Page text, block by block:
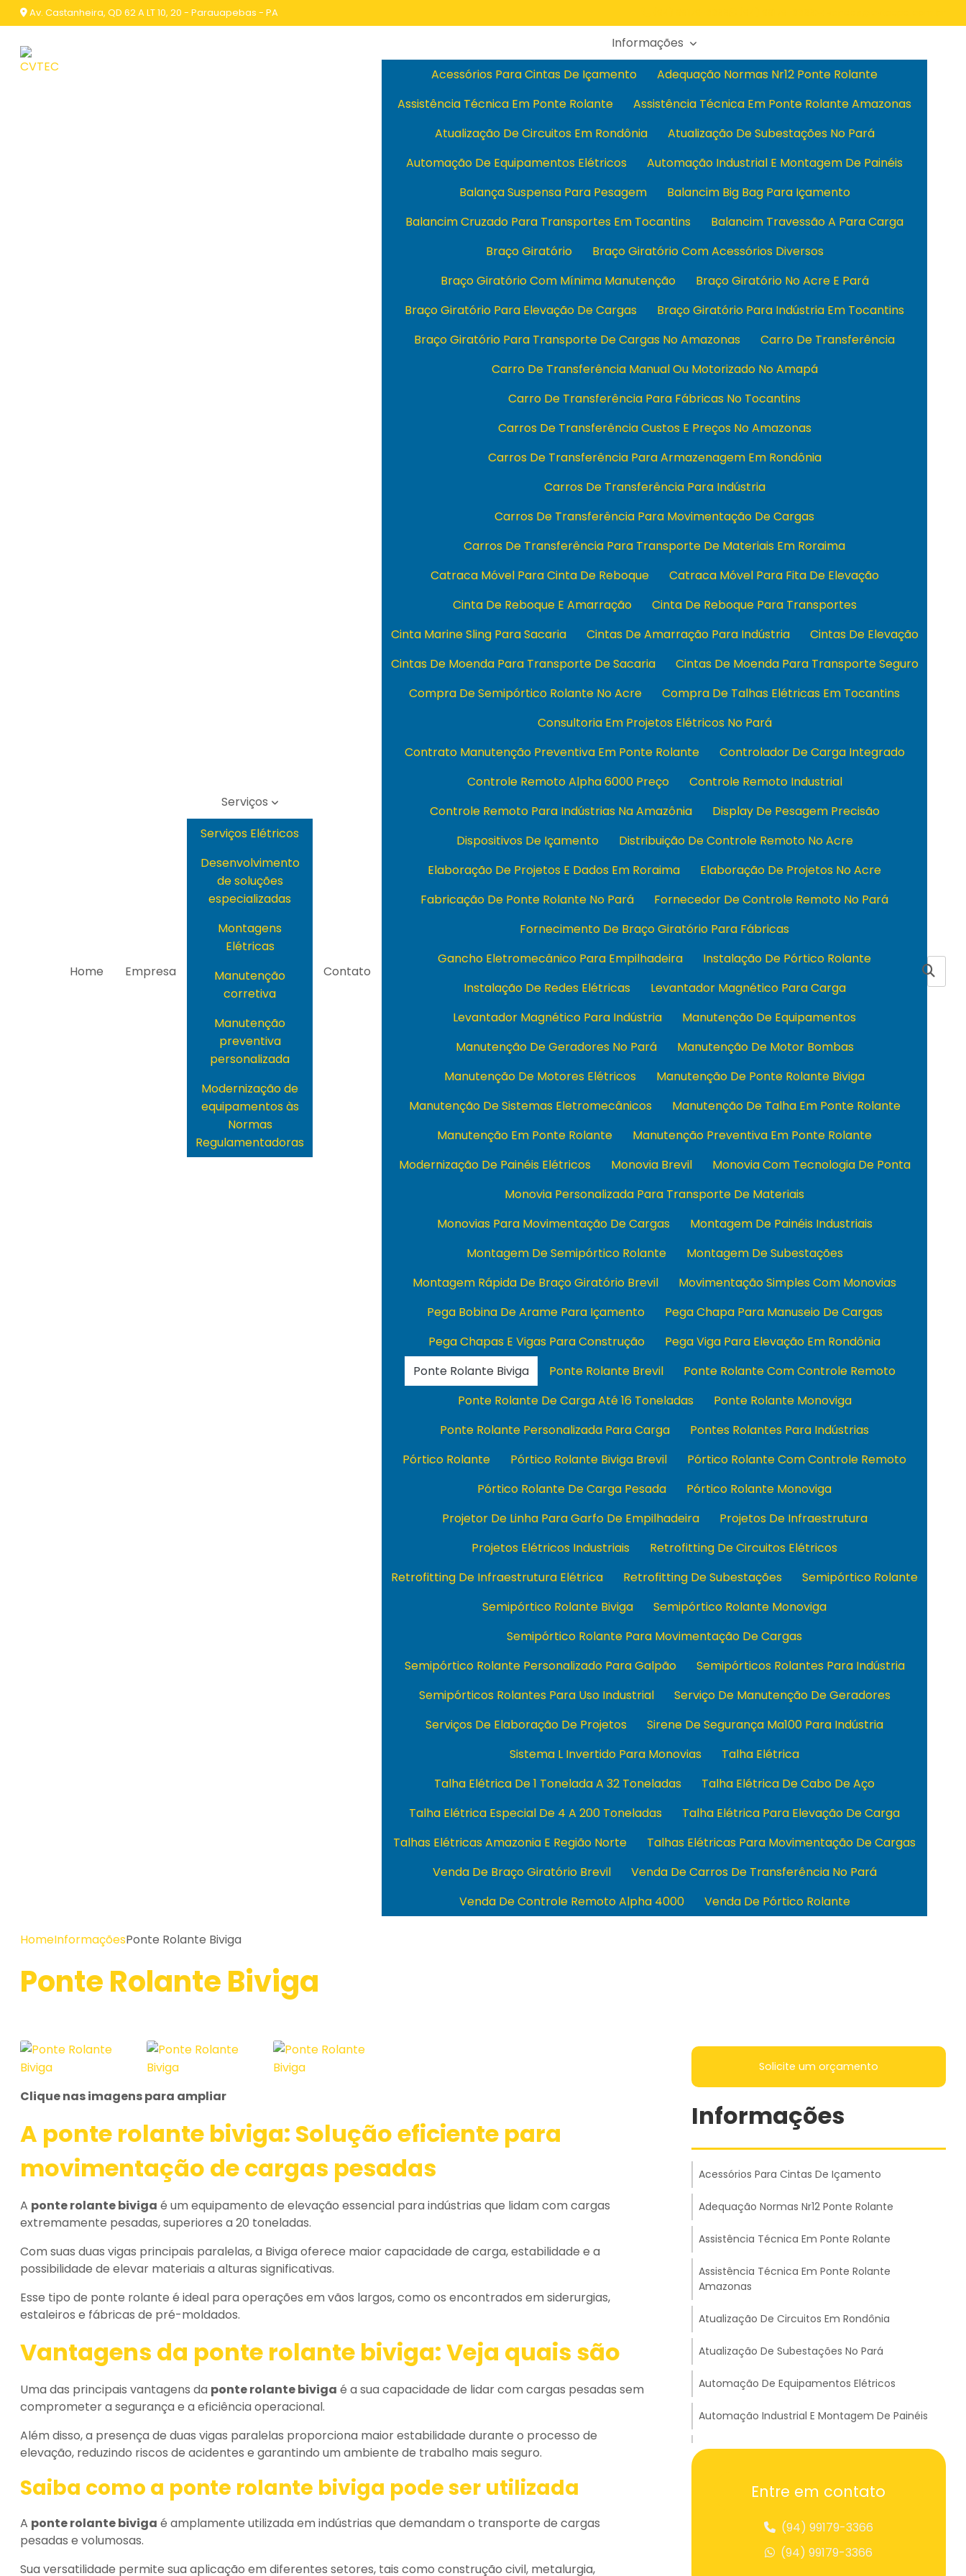
Av. Castanheira, QD 62 A LT 10, 20 - Parauapebas - PA
Home Empresa
Serviços
Serviços Elétricos
Desenvolvimento
de soluções
especializadas
Montagens
Elétricas
Manutenção
corretiva
Manutenção
preventiva
personalizada
Modernização de
equipamentos às
Normas
Regulamentadoras
Contato
Informações
Acessórios Para Cintas De Içamento
Adequação Normas Nr12 Ponte Rolante
Assistência Técnica Em Ponte Rolante
Assistência Técnica Em Ponte Rolante Amazonas
Atualização De Circuitos Em Rondônia
Atualização De Subestações No Pará
Automação De Equipamentos Elétricos
Automação Industrial E Montagem De Painéis
Balança Suspensa Para Pesagem
Balancim Big Bag Para Içamento
Balancim Cruzado Para Transportes Em Tocantins
Balancim Travessão A Para Carga
Braço Giratório
Braço Giratório Com Acessórios Diversos
Braço Giratório Com Mínima Manutenção
Braço Giratório No Acre E Pará
Braço Giratório Para Elevação De Cargas
Braço Giratório Para Indústria Em Tocantins
Braço Giratório Para Transporte De Cargas No Amazonas
Carro De Transferência
Carro De Transferência Manual Ou Motorizado No Amapá
Carro De Transferência Para Fábricas No Tocantins
Carros De Transferência Custos E Preços No Amazonas
Carros De Transferência Para Armazenagem Em Rondônia
Carros De Transferência Para Indústria
Carros De Transferência Para Movimentação De Cargas
Carros De Transferência Para Transporte De Materiais Em Roraima
Catraca Móvel Para Cinta De Reboque
Catraca Móvel Para Fita De Elevação
Cinta De Reboque E Amarração
Cinta De Reboque Para Transportes
Cinta Marine Sling Para Sacaria
Cintas De Amarração Para Indústria
Cintas De Elevação
Cintas De Moenda Para Transporte De Sacaria
Cintas De Moenda Para Transporte Seguro
Compra De Semipórtico Rolante No Acre
Compra De Talhas Elétricas Em Tocantins
Consultoria Em Projetos Elétricos No Pará
Contrato Manutenção Preventiva Em Ponte Rolante
Controlador De Carga Integrado
Controle Remoto Alpha 6000 Preço
Controle Remoto Industrial
Controle Remoto Para Indústrias Na Amazônia
Display De Pesagem Precisão
Dispositivos De Içamento
Distribuição De Controle Remoto No Acre
Elaboração De Projetos E Dados Em Roraima
Elaboração De Projetos No Acre
Fabricação De Ponte Rolante No Pará
Fornecedor De Controle Remoto No Pará
Fornecimento De Braço Giratório Para Fábricas
Gancho Eletromecânico Para Empilhadeira
Instalação De Pórtico Rolante
Instalação De Redes Elétricas
Levantador Magnético Para Carga
Levantador Magnético Para Indústria
Manutenção De Equipamentos
Manutenção De Geradores No Pará
Manutenção De Motor Bombas
Manutenção De Motores Elétricos
Manutenção De Ponte Rolante Biviga
Manutenção De Sistemas Eletromecânicos
Manutenção De Talha Em Ponte Rolante
Manutenção Em Ponte Rolante
Manutenção Preventiva Em Ponte Rolante
Modernização De Painéis Elétricos
Monovia Brevil
Monovia Com Tecnologia De Ponta
Monovia Personalizada Para Transporte De Materiais
Monovias Para Movimentação De Cargas
Montagem De Painéis Industriais
Montagem De Semipórtico Rolante
Montagem De Subestações
Montagem Rápida De Braço Giratório Brevil
Movimentação Simples Com Monovias
Pega Bobina De Arame Para Içamento
Pega Chapa Para Manuseio De Cargas
Pega Chapas E Vigas Para Construção
Pega Viga Para Elevação Em Rondônia
Ponte Rolante Biviga
Ponte Rolante Brevil
Ponte Rolante Com Controle Remoto
Ponte Rolante De Carga Até 16 Toneladas
Ponte Rolante Monoviga
Ponte Rolante Personalizada Para Carga
Pontes Rolantes Para Indústrias
Pórtico Rolante
Pórtico Rolante Biviga Brevil
Pórtico Rolante Com Controle Remoto
Pórtico Rolante De Carga Pesada
Pórtico Rolante Monoviga
Projetor De Linha Para Garfo De Empilhadeira
Projetos De Infraestrutura
Projetos Elétricos Industriais
Retrofitting De Circuitos Elétricos
Retrofitting De Infraestrutura Elétrica
Retrofitting De Subestações
Semipórtico Rolante
Semipórtico Rolante Biviga
Semipórtico Rolante Monoviga
Semipórtico Rolante Para Movimentação De Cargas
Semipórtico Rolante Personalizado Para Galpão
Semipórticos Rolantes Para Indústria
Semipórticos Rolantes Para Uso Industrial
Serviço De Manutenção De Geradores
Serviços De Elaboração De Projetos
Sirene De Segurança Ma100 Para Indústria
Sistema L Invertido Para Monovias
Talha Elétrica
Talha Elétrica De 1 Tonelada A 32 Toneladas
Talha Elétrica De Cabo De Aço
Talha Elétrica Especial De 4 A 200 Toneladas
Talha Elétrica Para Elevação De Carga
Talhas Elétricas Amazonia E Região Norte
Talhas Elétricas Para Movimentação De Cargas
Venda De Braço Giratório Brevil
Venda De Carros De Transferência No Pará
Venda De Controle Remoto Alpha 4000
Venda De Pórtico Rolante
HomeInformaçõesPonte Rolante Biviga
Ponte Rolante Biviga
Clique nas imagens para ampliar
A ponte rolante biviga: Solução eficiente para
movimentação de cargas pesadas
A ponte rolante biviga é um equipamento de elevação essencial para indústrias que lidam com cargas
extremamente pesadas, superiores a 20 toneladas.
Com suas duas vigas principais paralelas, a Biviga oferece maior capacidade de carga, estabilidade e a
possibilidade de elevar materiais a alturas significativas.
Esse tipo de ponte rolante é ideal para operações em vãos largos, como os encontrados em siderurgias,
estaleiros e fábricas de pré-moldados.
Vantagens da ponte rolante biviga: Veja quais são
Uma das principais vantagens da ponte rolante biviga é a sua capacidade de lidar com cargas pesadas sem
comprometer a segurança e a eficiência operacional.
Além disso, a presença de duas vigas paralelas proporciona maior estabilidade durante o processo de
elevação, reduzindo riscos de acidentes e garantindo um ambiente de trabalho mais seguro.
Saiba como a ponte rolante biviga pode ser utilizada
A ponte rolante biviga é amplamente utilizada em indústrias que demandam o transporte de cargas
pesadas e volumosas.
Sua versatilidade permite sua aplicação em diferentes setores, tais como construção civil, metalurgia,
Solicite um orçamento
Informações
Acessórios Para Cintas De Içamento
Adequação Normas Nr12 Ponte Rolante
Assistência Técnica Em Ponte Rolante
Assistência Técnica Em Ponte Rolante
Amazonas
Atualização De Circuitos Em Rondônia
Atualização De Subestações No Pará
Automação De Equipamentos Elétricos
Automação Industrial E Montagem De Painéis
Balança Suspensa Para Pesagem
Balancim Travessão A Para Carga
Entre em contato
(94) 99179-3366
(94) 99179-3366